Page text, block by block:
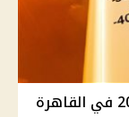
حالة الطقس اليوم السبت 20 يونيو 2026 في القاهرة